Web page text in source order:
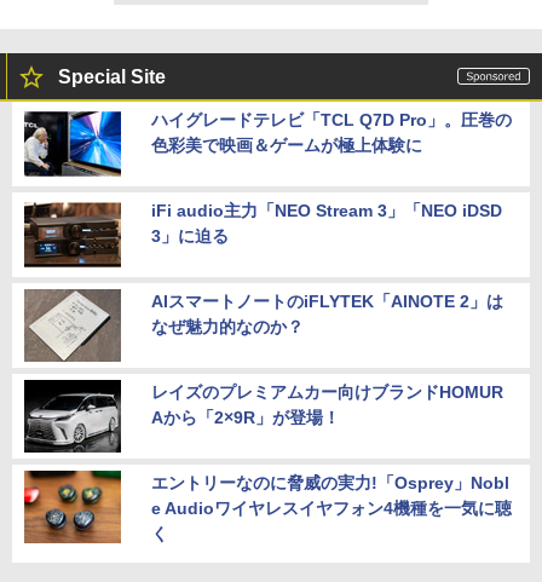
Special Site
ハイグレードテレビ「TCL Q7D Pro」。圧巻の
色彩美で映画＆ゲームが極上体験に
iFi audio主力「NEO Stream 3」「NEO iDSD
3」に迫る
AIスマートノートのiFLYTEK「AINOTE 2」は
なぜ魅力的なのか？
レイズのプレミアムカー向けブランドHOMUR
Aから「2×9R」が登場！
エントリーなのに脅威の実力!「Osprey」Nobl
e Audioワイヤレスイヤフォン4機種を一気に聴
く